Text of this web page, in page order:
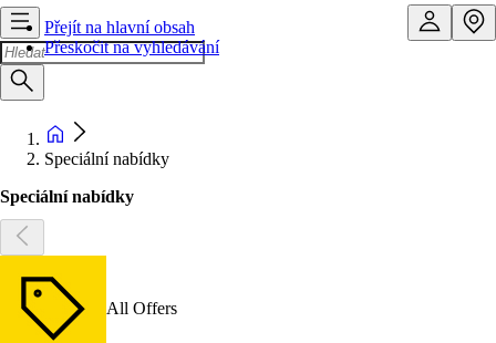
Přejít na hlavní obsah
Přeskočit na vyhledávání
Speciální nabídky
Speciální nabídky
All Offers